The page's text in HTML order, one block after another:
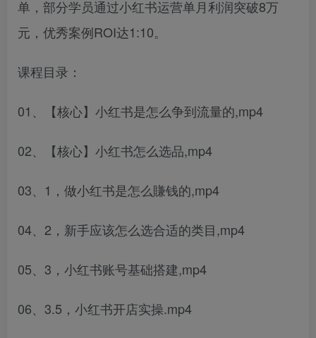
单，部分学员通过小红书运营单月利润突破8万
元，优秀案例ROI达1:10。
课程目录：
01、【核心】小红书是怎么争到流量的,mp4
02、【核心】小红书怎么选品,mp4
03、1，做小红书是怎么賺钱的,mp4
04、2，新手应该怎么选合适的类目,mp4
05、3，小红书账号基础搭建,mp4
06、3.5，小红书开店实操.mp4